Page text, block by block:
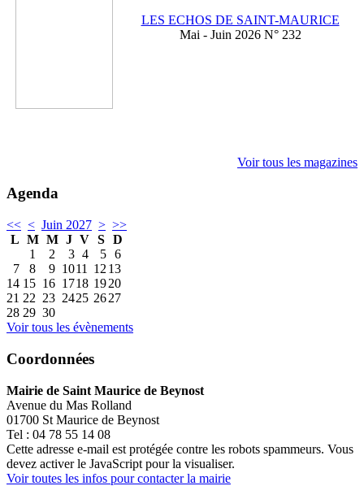
LES ECHOS DE SAINT-MAURICE
Mai - Juin 2026 N° 232
Voir tous les magazines
Agenda
<< < Juin 2027 > >>
L M M J V S D
1
2 3 4 5 6
7
8 9 1011 12 13
14 15 16 1718 1920
21 22 23 2425 2627
28 29 30
Voir tous les évènements
Coordonnées
Mairie de Saint Maurice de Beynost
Avenue du Mas Rolland
01700 St Maurice de Beynost
Tel : 04 78 55 14 08
Cette adresse e-mail est protégée contre les robots spammeurs. Vous
devez activer le JavaScript pour la visualiser.
Voir toutes les infos pour contacter la mairie